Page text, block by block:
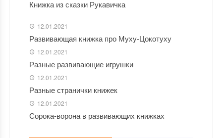
Книжка из сказки Рукавичка
12.01.2021
Развивающая книжка про Муху-Цокотуху
12.01.2021
Разные развивающие игрушки
12.01.2021
Разные странички книжек
12.01.2021
Сорока-ворона в развивающих книжках